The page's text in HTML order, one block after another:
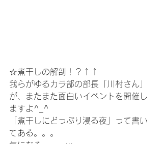
☆煮干しの解剖！？↑↑
我らがゆるカラ部の部長「川村さん」
が、またまた面白いイベントを開催し
ますよ^_^
「煮干しにどっぷり浸る夜」って書い
てある。。。